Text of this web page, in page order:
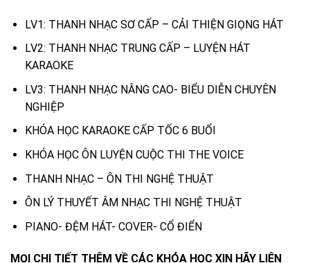
LV1: THANH NHẠC SƠ CẤP – CẢI THIỆN GIỌNG HÁT
LV2: THANH NHẠC TRUNG CẤP – LUYỆN HÁT
KARAOKE
LV3: THANH NHẠC NÂNG CAO- BIỂU DIỄN CHUYÊN
NGHIỆP
KHÓA HỌC KARAOKE CẤP TỐC 6 BUỔI
KHÓA HỌC ÔN LUYỆN CUỘC THI THE VOICE
THANH NHẠC – ÔN THI NGHỆ THUẬT
ÔN LÝ THUYẾT ÂM NHẠC THI NGHỆ THUẬT
PIANO- ĐỆM HÁT- COVER- CỔ ĐIỂN
MỌI CHI TIẾT THÊM VỀ CÁC KHÓA HỌC XIN HÃY LIÊN